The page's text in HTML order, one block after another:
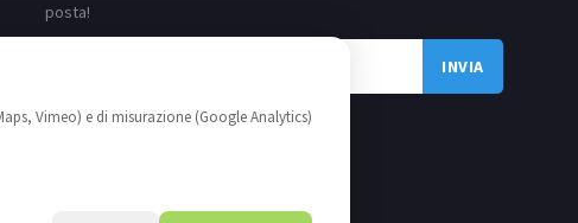
Vimeo) e di misurazione (Google Analytics)
posta!